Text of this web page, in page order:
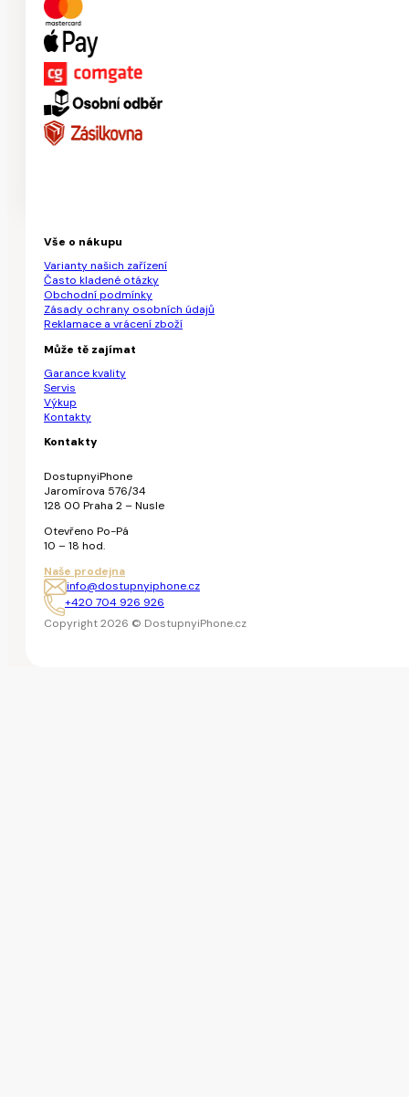
Vše o nákupu
Varianty našich zařízení
Často kladené otázky
Obchodní podmínky
Zásady ochrany osobních údajů
Reklamace a vrácení zboží
Může tě zajímat
Garance kvality
Servis
Výkup
Kontakty
Kontakty
DostupnyiPhone
Jaromírova 576/34
128 00 Praha 2 – Nusle
Otevřeno Po-Pá
10 – 18 hod.
Naše prodejna
info@dostupnyiphone.cz
+420 704 926 926
Copyright 2026 © DostupnyiPhone.cz